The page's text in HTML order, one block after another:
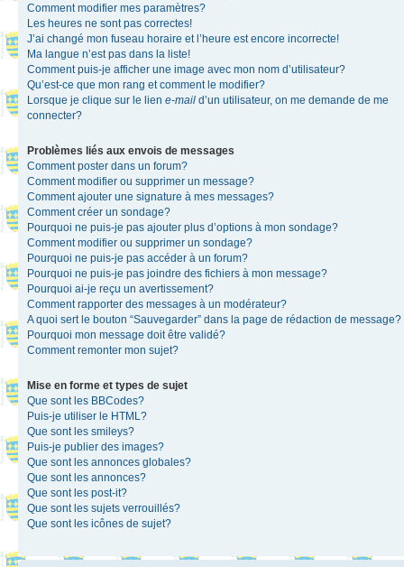
Comment modifier mes paramètres?
Les heures ne sont pas correctes!
J’ai changé mon fuseau horaire et l’heure est encore incorrecte!
Ma langue n’est pas dans la liste!
Comment puis-je afficher une image avec mon nom d’utilisateur?
Qu’est-ce que mon rang et comment le modifier?
Lorsque je clique sur le lien e-mail d’un utilisateur, on me demande de me
connecter?
Problèmes liés aux envois de messages
Comment poster dans un forum?
Comment modifier ou supprimer un message?
Comment ajouter une signature à mes messages?
Comment créer un sondage?
Pourquoi ne puis-je pas ajouter plus d’options à mon sondage?
Comment modifier ou supprimer un sondage?
Pourquoi ne puis-je pas accéder à un forum?
Pourquoi ne puis-je pas joindre des fichiers à mon message?
Pourquoi ai-je reçu un avertissement?
Comment rapporter des messages à un modérateur?
A quoi sert le bouton “Sauvegarder” dans la page de rédaction de message?
Pourquoi mon message doit être validé?
Comment remonter mon sujet?
Mise en forme et types de sujet
Que sont les BBCodes?
Puis-je utiliser le HTML?
Que sont les smileys?
Puis-je publier des images?
Que sont les annonces globales?
Que sont les annonces?
Que sont les post-it?
Que sont les sujets verrouillés?
Que sont les icônes de sujet?